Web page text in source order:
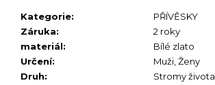
Kategorie:
PŘÍVĚSKY
Záruka:
2 roky
materiál:
Bílé zlato
Určení: Muži,Ženy
Druh:
Stromy života